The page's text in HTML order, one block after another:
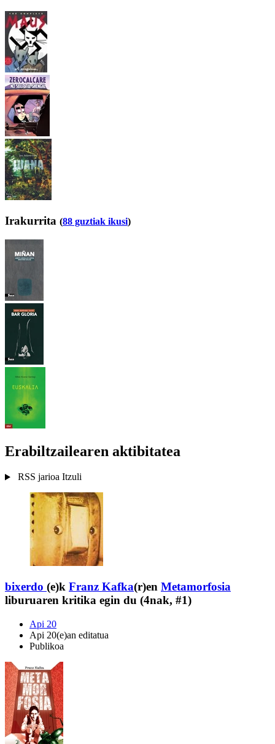
Irakurrita (88 guztiak ikusi)
Erabiltzailearen aktibitatea
RSS jarioa Itzuli
bixerdo (e)k Franz Kafka(r)en Metamorfosia
liburuaren kritika egin du (4nak, #1)
Api 20
Api 20(e)an editatua
Publikoa